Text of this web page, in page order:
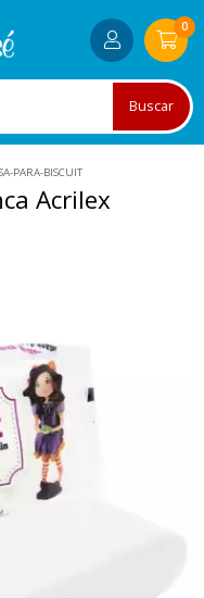
Buscar
0
PARA-BISCUIT
Acrilex